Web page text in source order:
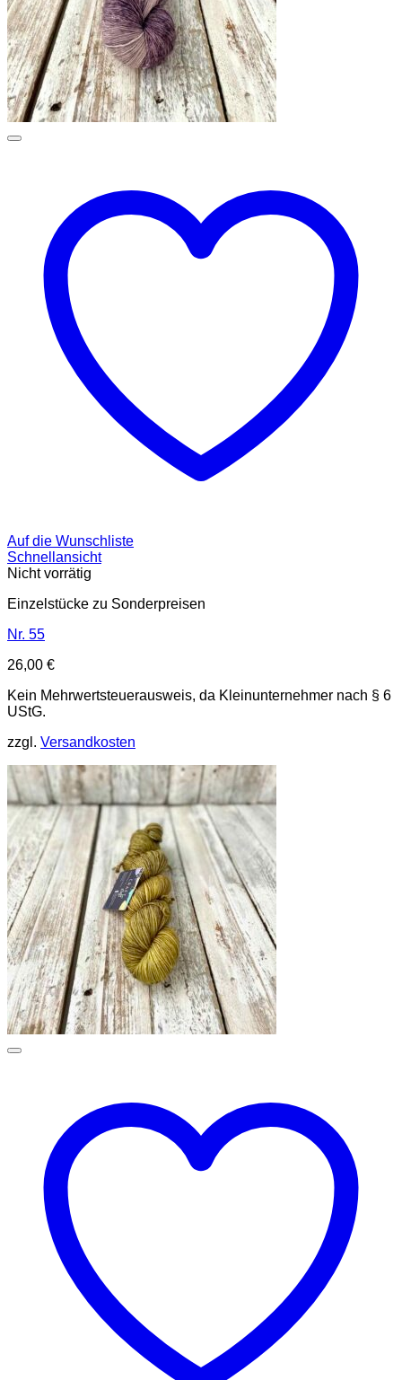
Auf die Wunschliste
Schnellansicht
Nicht vorrätig
Einzelstücke zu Sonderpreisen
Nr. 55
26,00 €
Kein Mehrwertsteuerausweis, da Kleinunternehmer nach § 6
UStG.
zzgl. Versandkosten